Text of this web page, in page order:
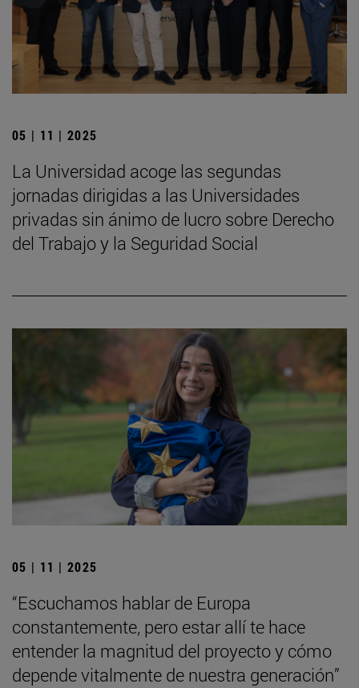
05 | 11 | 2025
La Universidad acoge las segundas
jornadas dirigidas a las Universidades
privadas sin ánimo de lucro sobre Derecho
del Trabajo y la Seguridad Social
05 | 11 | 2025
“Escuchamos hablar de Europa
constantemente, pero estar allí te hace
entender la magnitud del proyecto y cómo
depende vitalmente de nuestra generación”